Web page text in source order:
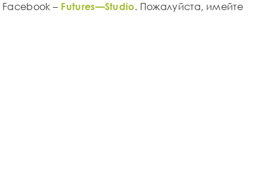
– Futures—Studio. Пожалуйста, имейте